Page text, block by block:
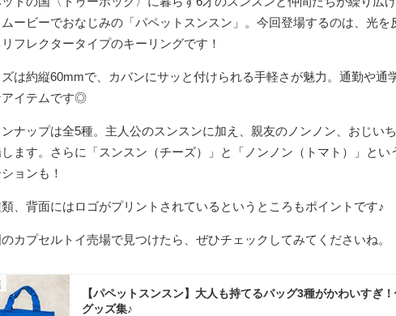
ムービーでおなじみの「パペットスンスン」。今回登場するのは、光を
フレクタータイプのキーリングです！
は約縦60mmで、カバンにサッと付けられる手軽さが魅力。通勤や通
アイテムです◎
ナップは全5種。主人公のスンスンに加え、親友のノンノン、おじい
ます。さらに「スンスン（チーズ）」と「ノンノン（トマト）」とい
ョンも！
、背面にはロゴがプリントされているというところもポイントです♪
カプセルトイ売場で見つけたら、ぜひチェックしてみてくださいね。
【パペットスンスン】大人も持てるバッグ3種がかわいすぎ
グッズ集♪